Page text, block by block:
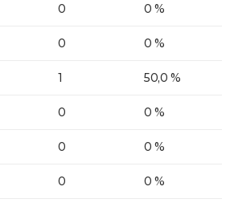
0 0 %
0 0 %
1 50,0 %
0 0 %
0 0 %
0 0 %